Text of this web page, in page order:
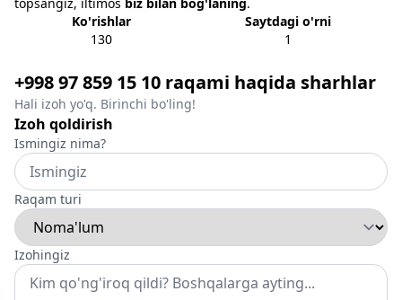
Ko'rishlar
130
Saytdagi o'rni
1
+998 97 859 15 10 raqami haqida sharhlar
Hali izoh yo'q. Birinchi bo'ling!
Izoh qoldirish
Ismingiz nima?
Raqam turi
Izohingiz